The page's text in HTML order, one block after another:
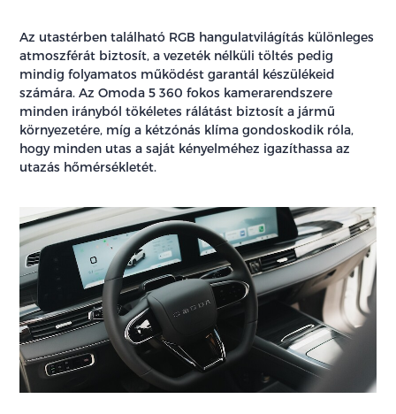
Az utastérben található RGB hangulatvilágítás különleges
atmoszférát biztosít, a vezeték nélküli töltés pedig
mindig folyamatos működést garantál készülékeid
számára. Az Omoda 5 360 fokos kamerarendszere
minden irányból tökéletes rálátást biztosít a jármű
környezetére, míg a kétzónás klíma gondoskodik róla,
hogy minden utas a saját kényelméhez igazíthassa az
utazás hőmérsékletét.